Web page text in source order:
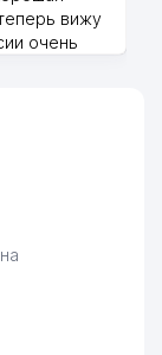
вижу
очень